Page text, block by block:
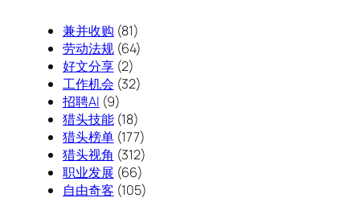
兼并收购 (81)
劳动法规(64)
好文分享(2)
工作机会 (32)
招聘AI (9)
猎头技能(18)
猎头榜单(177)
猎头视角 (312)
职业发展 (66)
自由奇客 (105)